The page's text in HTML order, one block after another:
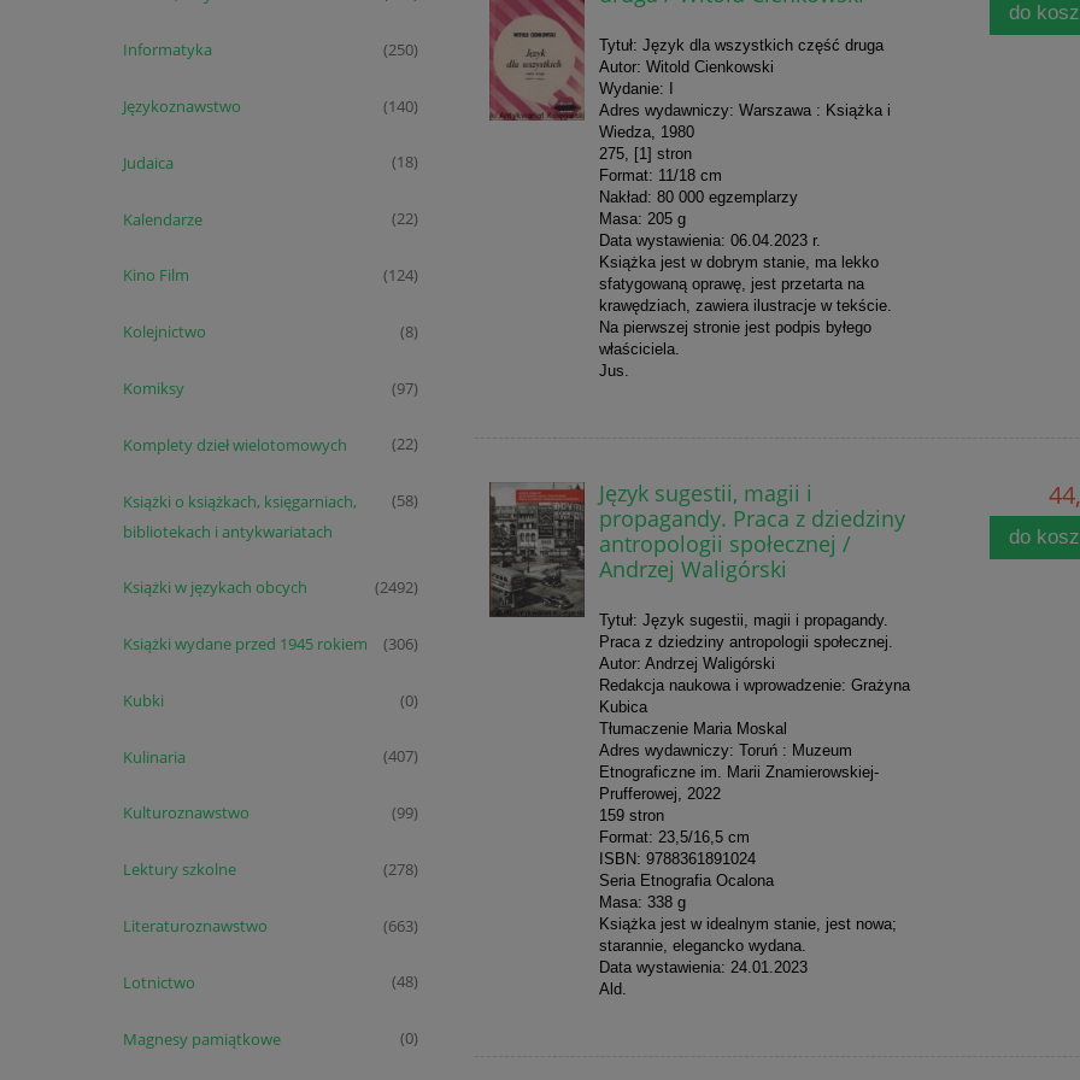
Informatyka (250)
Językoznawstwo (140)
Judaica (18)
Kalendarze (22)
Kino Film (124)
Kolejnictwo (8)
Komiksy (97)
Komplety dzieł wielotomowych (22)
Książki o książkach, księgarniach,
bibliotekach i antykwariatach
(58)
Książki w językach obcych (2492)
Książki wydane przed 1945 rokiem (306)
Kubki (0)
Kulinaria (407)
Kulturoznawstwo (99)
Lektury szkolne (278)
Literaturoznawstwo (663)
Lotnictwo (48)
Magnesy pamiątkowe (0)
Tytuł: Język dla wszystkich część druga
Autor: Witold Cienkowski
Wydanie: I
Adres wydawniczy: Warszawa : Książka i
Wiedza, 1980
275, [1] stron
Format: 11/18 cm
Nakład: 80 000 egzemplarzy
Masa: 205 g
Data wystawienia: 06.04.2023 r.
Książka jest w dobrym stanie, ma lekko
sfatygowaną oprawę, jest przetarta na
krawędziach, zawiera ilustracje w tekście.
Na pierwszej stronie jest podpis byłego
właściciela.
Jus.
do
Język sugestii, magii i
propagandy. Praca z dziedziny
antropologii społecznej /
Andrzej Waligórski
Tytuł: Język sugestii, magii i propagandy.
Praca z dziedziny antropologii społecznej.
Autor: Andrzej Waligórski
Redakcja naukowa i wprowadzenie: Grażyna
Kubica
Tłumaczenie Maria Moskal
Adres wydawniczy: Toruń : Muzeum
Etnograficzne im. Marii Znamierowskiej-
Prufferowej, 2022
159 stron
Format: 23,5/16,5 cm
ISBN: 9788361891024
Seria Etnografia Ocalona
Masa: 338 g
Książka jest w idealnym stanie, jest nowa;
starannie, elegancko wydana.
Data wystawienia: 24.01.2023
Ald.
do